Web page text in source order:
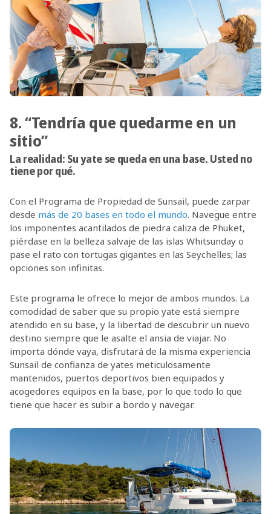
8. “Tendría que quedarme en un
sitio”
La realidad: Su yate se queda en una base. Usted no
tiene por qué.
Con el Programa de Propiedad de Sunsail, puede zarpar
desde más de 20 bases en todo el mundo. Navegue entre
los imponentes acantilados de piedra caliza de Phuket,
piérdase en la belleza salvaje de las islas Whitsunday o
pase el rato con tortugas gigantes en las Seychelles; las
opciones son infinitas.
Este programa le ofrece lo mejor de ambos mundos. La
comodidad de saber que su propio yate está siempre
atendido en su base, y la libertad de descubrir un nuevo
destino siempre que le asalte el ansia de viajar. No
importa dónde vaya, disfrutará de la misma experiencia
Sunsail de confianza de yates meticulosamente
mantenidos, puertos deportivos bien equipados y
acogedores equipos en la base, por lo que todo lo que
tiene que hacer es subir a bordo y navegar.